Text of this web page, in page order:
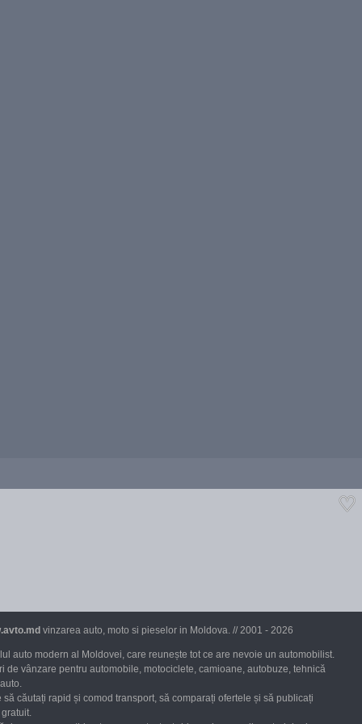
vinzarea auto, moto si pieselor in Moldova. // 2001 - 2026
auto modern al Moldovei, care reunește tot ce are nevoie un automobilist.
de vânzare pentru automobile, motociclete, camioane, autobuze, tehnică
să căutați rapid și comod transport, să comparați ofertele și să publicați